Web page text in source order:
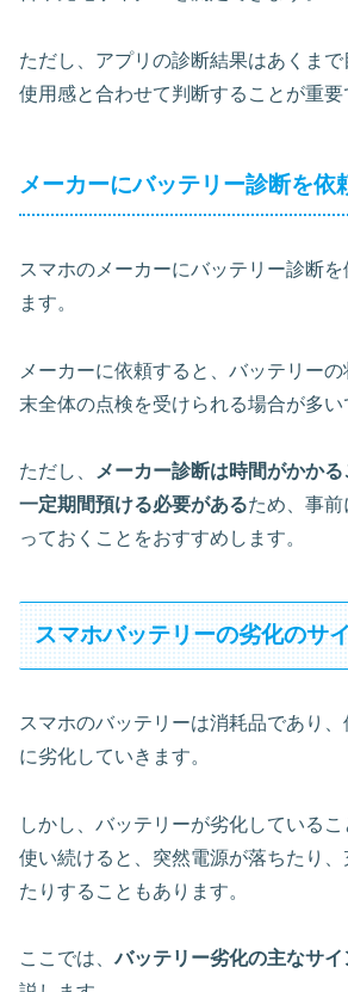
ただし、 アプリの診断結果はあくまで
使用感と合わせて判断することが重要
メーカーにバッテリー診断を依
スマホのメーカーにバッテリー診断
ます。
メーカーに依頼すると、バッテリー
末全体の点検を受けられる場合が多い
ただし、
メーカー診断は時間がかか
一定期間預ける必要があるため、事
っておくことをおすすめします。
スマホバッテリーの劣化のサ
スマホのバッテリーは消耗品であり
に劣化していきます。
しかし、バッテリーが劣化している
使い続けると、突然電源が落ちたり
たりすることもあります。
ここでは、バッテリー劣化の主なサイ